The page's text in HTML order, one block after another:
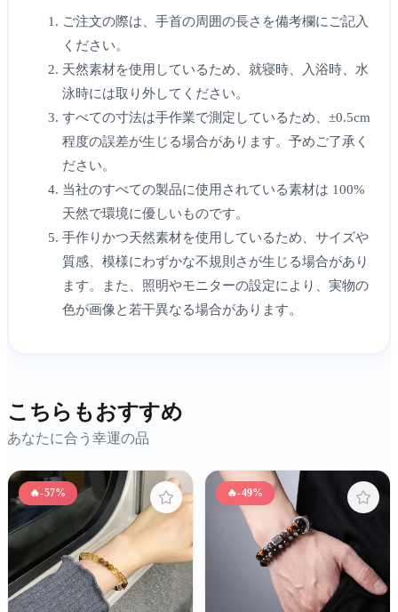
ご注文の際は、手首の周囲の長さを備考欄にご記入
ください。
天然素材を使用しているため、就寝時、入浴時、水
泳時には取り外してください。
すべての寸法は手作業で測定しているため、±0.5cm
程度の誤差が生じる場合があります。予めご了承く
ださい。
当社のすべての製品に使用されている素材は 100%
天然で環境に優しいものです。
手作りかつ天然素材を使用しているため、サイズや
質感、模様にわずかな不規則さが生じる場合があり
ます。また、照明やモニターの設定により、実物の
色が画像と若干異なる場合があります。
こちらもおすすめ
あなたに合う幸運の品
🔥-57% 🔥-49%